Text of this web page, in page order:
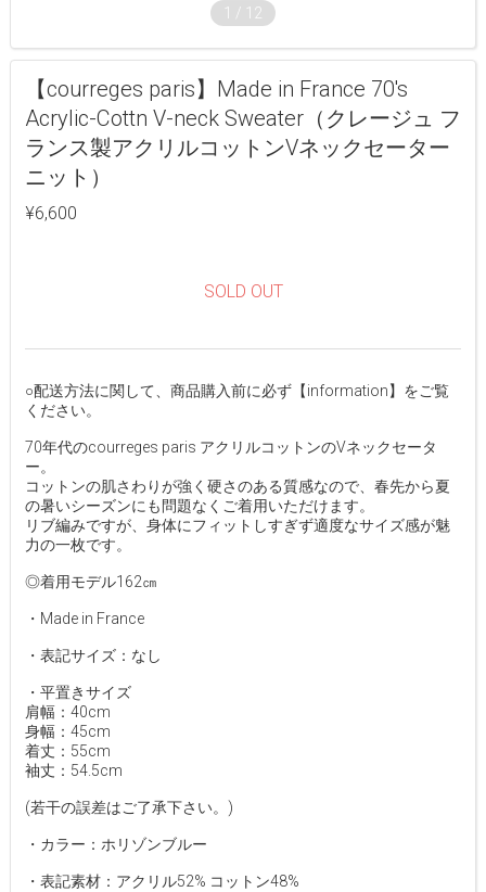
1 / 12
【courreges paris】Made in France 70's
Acrylic-Cottn V-neck Sweater（クレージュ フ
ランス製アクリルコットンVネックセーター
ニット）
¥6,600
SOLD OUT
○配送方法に関して、商品購入前に必ず【information】をご覧
ください。
70年代のcourreges paris アクリルコットンのVネックセータ
ー。
コットンの肌さわりが強く硬さのある質感なので、春先から夏
の暑いシーズンにも問題なくご着用いただけます。
リブ編みですが、身体にフィットしすぎず適度なサイズ感が魅
力の一枚です。
◎着用モデル162㎝
・Made in France
・表記サイズ：なし
・平置きサイズ
肩幅：40cm
身幅：45cm
着丈：55cm
袖丈：54.5cm
(若干の誤差はご了承下さい。)
・カラー：ホリゾンブルー
・表記素材：アクリル52% コットン48%